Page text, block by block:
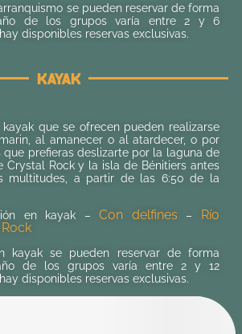
se pueden reservar de forma
de los grupos varía entre 2 y 6
disponibles reservas exclusivas.
Kayak
kayak que se ofrecen pueden realizarse
al amanecer o al atardecer, o por
que prefieras deslizarte por la laguna de
Crystal Rock y la isla de Bénitiers antes
multitudes, a partir de las 6:50 de la
en kayak –Con delfines –
Río
kayak se pueden reservar de forma
de los grupos varía entre 2 y 12
disponibles reservas exclusivas.